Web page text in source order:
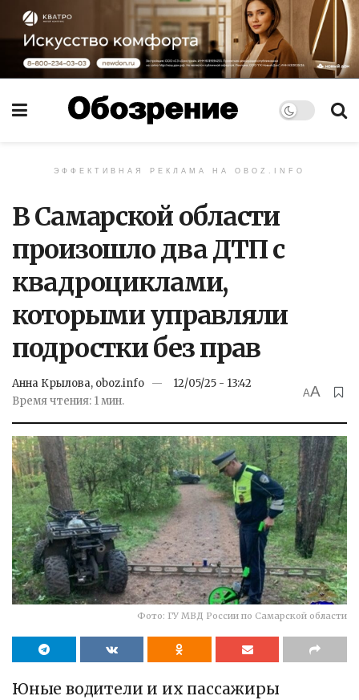
ЭФФЕКТИВНАЯ РЕКЛАМА НА OBOZ.INFO
В Самарской области
произошло два ДТП с
квадроциклами,
которыми управляли
подростки без прав
Анна Крылова, oboz.info
12/05/25 - 13:42
Время чтения: 1 мин.
AA
Фото: ГУ МВД России по Самарской области
Юные водители и их пассажиры